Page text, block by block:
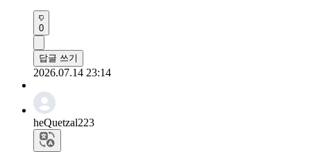
0
답글 쓰기
2026.07.14 23:14
heQuetzal223